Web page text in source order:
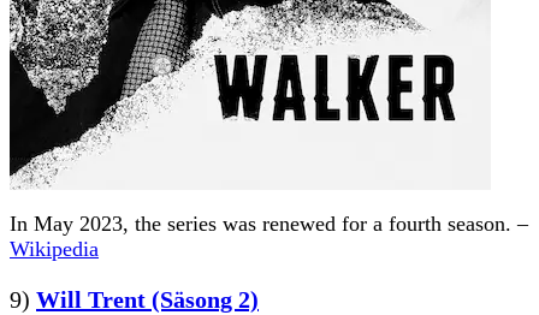
In May 2023, the series was renewed for a fourth season. –
Wikipedia
9) Will Trent (Säsong 2)